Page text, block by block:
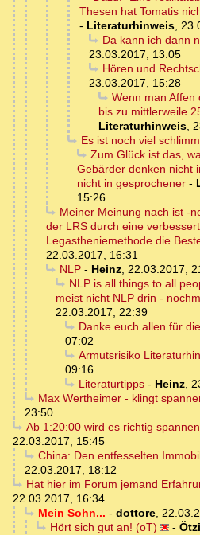
Thesen hat Tomatis
- Literaturhinweis,
Da kann ich dann
23.03.2017, 13:05
Hören und
23.03.2017, 15:28
Wenn man Affen
bis zu mittlerweile
Literaturhinweis,
Es ist noch viel
Zum Glück ist das,
Gebärder denken nicht
nicht in gesprochener -
15:26
Meiner Meinung nach ist -
der LRS durch eine
Legastheniemethode die
22.03.2017, 16:31
NLP- Heinz, 22.03.2017,
NLP is all things to all
meist nicht NLP drin -
22.03.2017, 22:39
Danke euch allen für
07:02
Armutsrisiko
09:16
Literaturtipps- Heinz,
Max Wertheimer - klingt
23:50
Ab 1:20:00 wird es richtig
22.03.2017, 15:45
China: Den entfesselten
22.03.2017, 18:12
Hat hier im Forum jemand
22.03.2017, 16:34
Mein Sohn... - dottore,
Hört sich gut an! (oT)
- Ötzi